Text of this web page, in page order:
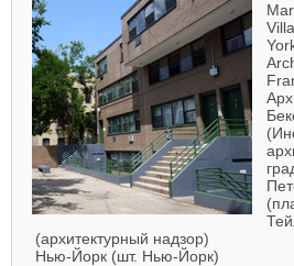
(архитектурный надзор)
Нью-Йорк (шт. Нью-Йорк)